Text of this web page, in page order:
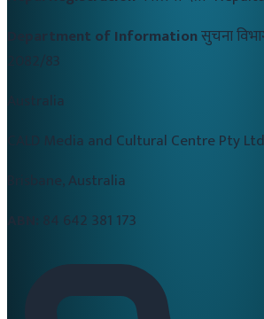
Department of Informationसुचना
2082/83
Australia
CALD Media and Cultural Centre Pty Ltd
Brisbane, Australia
84 642 381 173